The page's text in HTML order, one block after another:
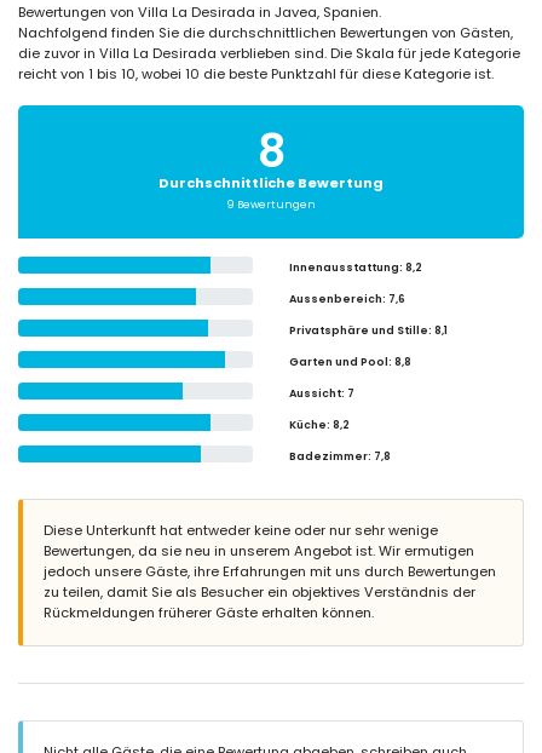
Bewertungen von Villa La Desirada in Javea, Spanien.
Nachfolgend finden Sie die durchschnittlichen Bewertungen von Gästen,
die zuvor in Villa La Desirada verblieben sind. Die Skala für jede Kategorie
reicht von 1 bis 10, wobei 10 die beste Punktzahl für diese Kategorie ist.
8
Durchschnittliche Bewertung
9 Bewertungen
Innenausstattung: 8,2
Aussenbereich: 7,6
Privatsphäre und Stille: 8,1
Garten und Pool: 8,8
Aussicht: 7
Küche: 8,2
Badezimmer: 7,8
Diese Unterkunft hat entweder keine oder nur sehr wenige
Bewertungen, da sie neu in unserem Angebot ist. Wir ermutigen
jedoch unsere Gäste, ihre Erfahrungen mit uns durch Bewertungen
zu teilen, damit Sie als Besucher ein objektives Verständnis der
Rückmeldungen früherer Gäste erhalten können.